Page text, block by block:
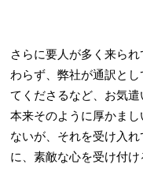
さらに要人が多く来ら
わらず、弊社が通訳と
てくださるなど、お気遣
本来そのように厚かま
ないが、それを受け入
に、素敵な心を受け付け